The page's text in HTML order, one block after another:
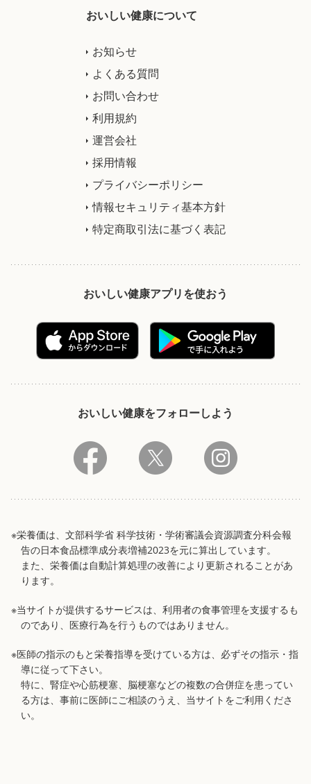
おいしい健康について
お知らせ
よくある質問
お問い合わせ
利用規約
運営会社
採用情報
プライバシーポリシー
情報セキュリティ基本方針
特定商取引法に基づく表記
おいしい健康アプリを使おう
おいしい健康をフォローしよう
※栄養価は、文部科学省 科学技術・学術審議会資源調査分科会報
告の日本食品標準成分表増補2023を元に算出しています。
また、栄養価は自動計算処理の改善により更新されることがあ
ります。
※当サイトが提供するサービスは、利用者の食事管理を支援するも
のであり、医療行為を行うものではありません。
※医師の指示のもと栄養指導を受けている方は、必ずその指示・指
導に従って下さい。
特に、腎症や心筋梗塞、脳梗塞などの複数の合併症を患ってい
る方は、事前に医師にご相談のうえ、当サイトをご利用くださ
い。